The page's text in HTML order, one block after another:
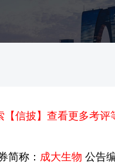
信披】查看更多考评
简称： 成大生物 公告